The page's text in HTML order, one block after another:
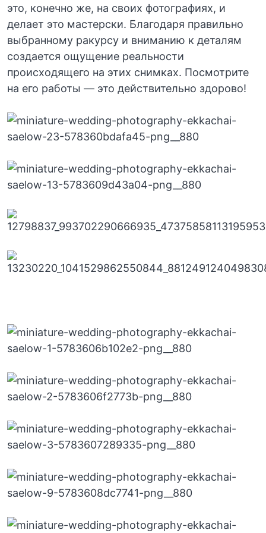
это, конечно же, на своих фотографиях, и
делает это мастерски. Благодаря правильно
выбранному ракурсу и вниманию к деталям
создается ощущение реальности
происходящего на этих снимках. Посмотрите
на его работы — это действительно здорово!